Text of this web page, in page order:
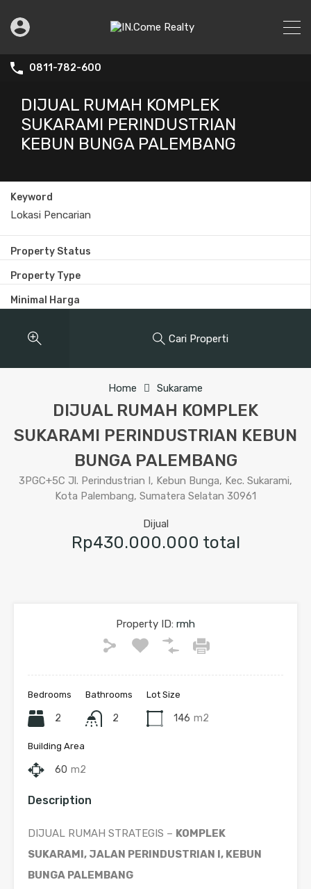
0811-782-600
DIJUAL RUMAH KOMPLEK
SUKARAMI PERINDUSTRIAN
KEBUN BUNGA PALEMBANG
Keyword
Property Status
Property Type
Minimal Harga
Cari Properti
Home Sukarame
DIJUAL RUMAH KOMPLEK
SUKARAMI PERINDUSTRIAN KEBUN
BUNGA PALEMBANG
3PGC+5C Jl. Perindustrian I, Kebun Bunga, Kec. Sukarami,
Kota Palembang, Sumatera Selatan 30961
Dijual
Rp430.000.000 total
Property ID: rmh
Bedrooms
2
Bathrooms
2
Lot Size
146 m2
Building Area
60 m2
Description
DIJUAL RUMAH STRATEGIS – KOMPLEK
SUKARAMI, JALAN PERINDUSTRIAN I, KEBUN
BUNGA PALEMBANG